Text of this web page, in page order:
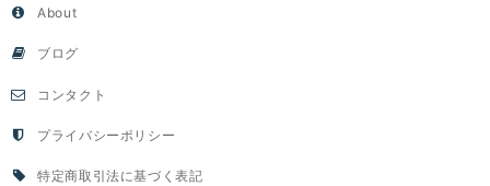
About
ブログ
コンタクト
プライバシーポリシー
特定商取引法に基づく表記